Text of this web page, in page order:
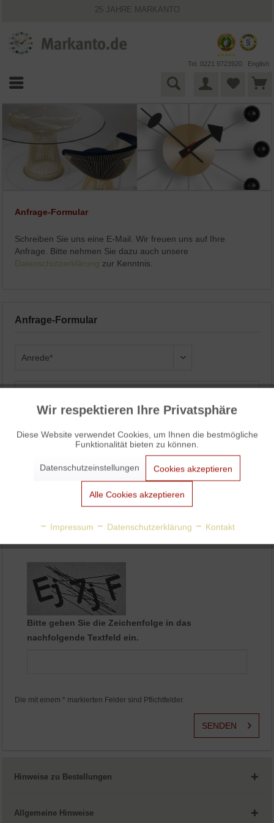
25 JAHRE MARKANTO
VIELFÄLTIGE ZAHLUNGSMÖGLICHKEITEN
Tel. 0221 9723920 English
Anfrage-Formular
Schreiben Sie uns eine E-Mail. Wir freuen uns auf Ihre
Anfrage. Bitte nehmen Sie dazu auch unsere
Datenschutzerklärung zur Kenntnis.
Anfrage-Formular
Bitte geben Sie die Zeichenfolge in das
nachfolgende Textfeld ein.
Die mit einem * markierten Felder sind Pflichtfelder.
SENDEN
Hinweise zu Bestellungen
Allgemeine Hinweise
Funktionale Aktiv
Aktiv
Aktiv
Personalisierung
Wir respektieren Ihre Privatsphäre
Diese Website verwendet Cookies, um Ihnen die bestmögliche
Funktionalität bieten zu können.
Datenschutzeinstellungen Cookies akzeptieren
Alle Cookies akzeptieren
Impressum Datenschutzerklärung Kontakt